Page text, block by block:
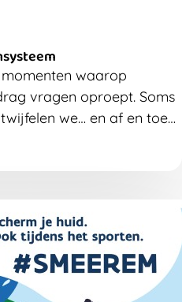
waarop
vragen oproept. Soms
we… en af en toe
Deze tool helpt je